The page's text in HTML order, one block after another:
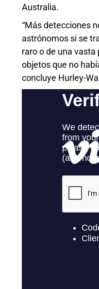
Australia.
“Más detecciones
astrónomos si se
raro o de una
objetos que no
concluye Hurley-